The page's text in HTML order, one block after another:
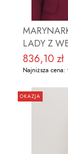
LADY Z
Cena
836,10 zł
Najniższa cena:
OKAZJA